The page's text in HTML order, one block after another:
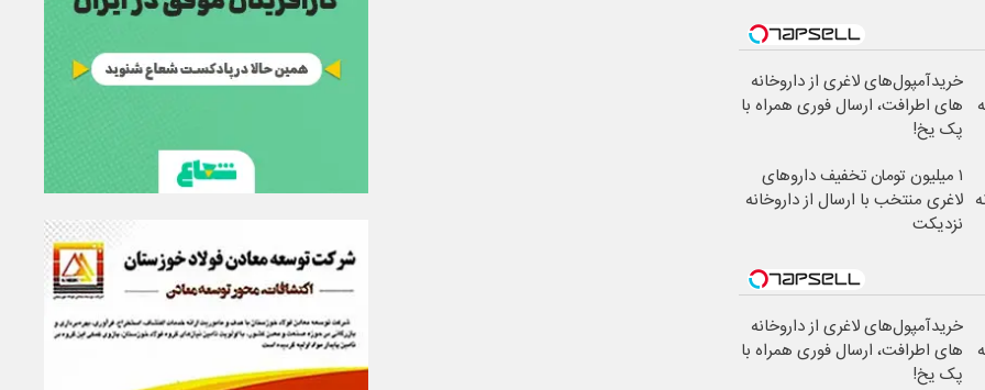
خریدآمپول‌های لاغری از داروخانه
های اطرافت، ارسال فوری همراه با
پک یخ!
۱ میلیون تومان تخفیف داروهای
لاغری منتخب با ارسال از داروخانه
نزدیکت
خریدآمپول‌های لاغری از داروخانه
های اطرافت، ارسال فوری همراه با
پک یخ!